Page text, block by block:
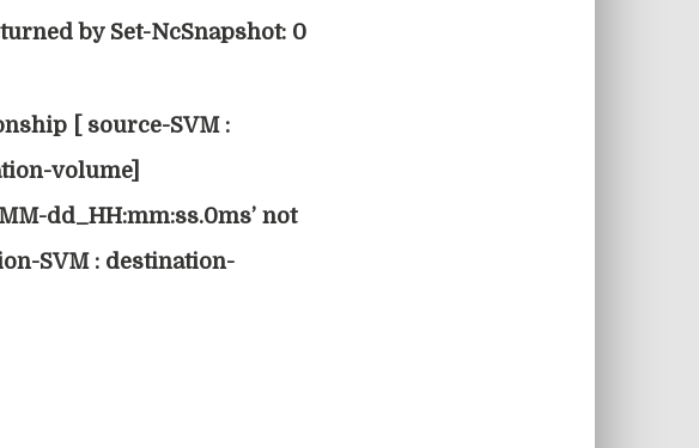
by Set-NcSnapshot: 0
[ source-SVM :
volume]
dd_HH:mm:ss.0ms’ not
SVM : destination-